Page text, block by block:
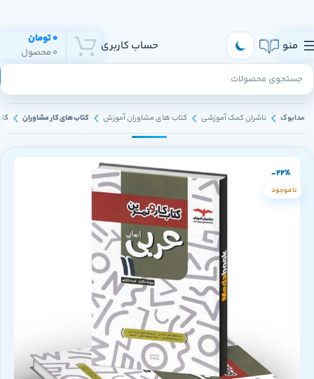
منو حساب کاربری 0 محصول
0تومان
مدابوک ناشران کمک آموزشی کتاب های مشاوران آموزش کتاب های کار مشاوران
-22%
ناموجود